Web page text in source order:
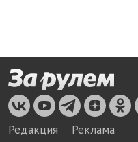
Редакция Реклама